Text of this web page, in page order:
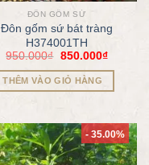
ĐÔN GỐM SỨ
Đôn gốm sứ bát tràng
H374001TH
950.000₫ 850.000₫
THÊM VÀO GIỎ HÀNG
- 35.00%